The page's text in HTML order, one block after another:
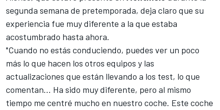
segunda semana de pretemporada, deja claro que su
experiencia fue muy diferente a la que estaba
acostumbrado hasta ahora.
"Cuando no estás conduciendo, puedes ver un poco
más lo que hacen los otros equipos y las
actualizaciones que están llevando a los test, lo que
comentan... Ha sido muy diferente, pero al mismo
tiempo me centré mucho en nuestro coche. Este coche